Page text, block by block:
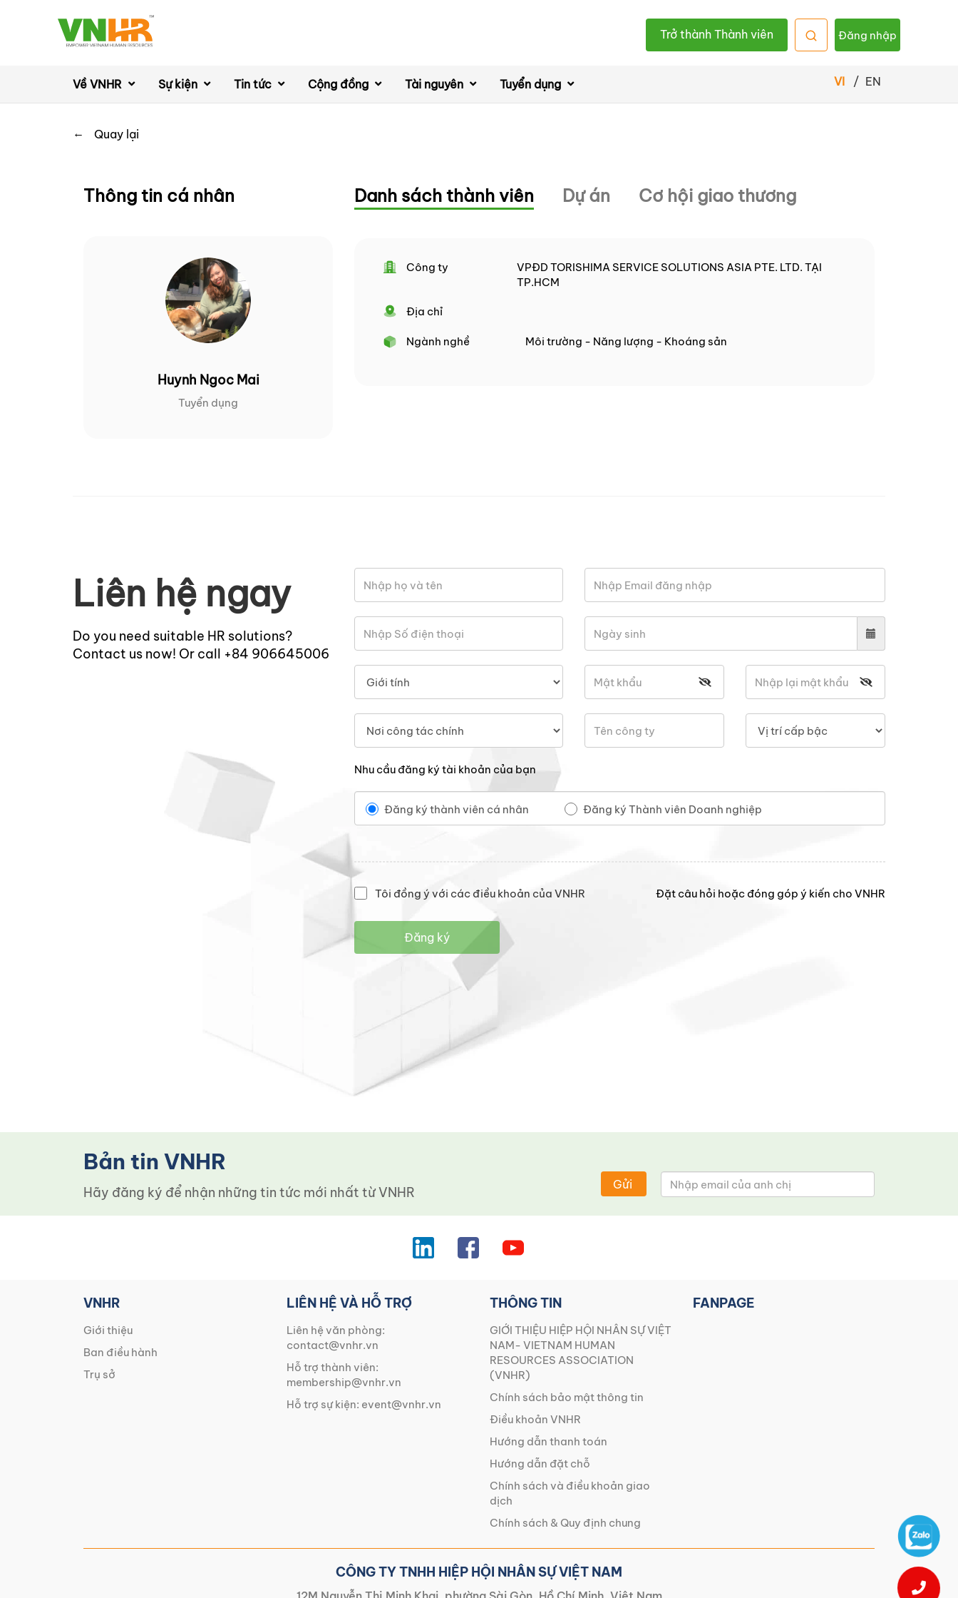
Trở thành Thành viên Đăng nhập
Về VNHR Sự kiện Tin tức Cộng đồng Tài nguyên Tuyển dụng VI / EN
← Quay lại
Thông tin cá nhân
Huynh Ngoc Mai
Tuyển dụng
Danh sách thành viên Dự án Cơ hội giao thương
Công ty
VPĐD TORISHIMA SERVICE SOLUTIONS ASIA PTE. LTD. TẠI
TP.HCM
Địa chỉ
Ngành nghề Môi trường - Năng lượng - Khoáng sản
Liên hệ ngay
Do you need suitable HR solutions?
Contact us now! Or call +84 906645006
Nhu cầu đăng ký tài khoản của bạn
Đăng ký thành viên cá nhân Đăng ký Thành viên Doanh nghiệp
Tôi đồng ý với các điều khoản của VNHR Đặt câu hỏi hoặc đóng góp ý kiến cho VNHR
Đăng ký
Bản tin VNHR
Hãy đăng ký để nhận những tin tức mới nhất từ ​​VNHR Gửi
VNHR
Giới thiệu
Ban điều hành
Trụ sở
LIÊN HỆ VÀ HỖ TRỢ
Liên hệ văn phòng:
contact@vnhr.vn
Hỗ trợ thành viên:
membership@vnhr.vn
Hỗ trợ sự kiện: event@vnhr.vn
THÔNG TIN
GIỚI THIỆU HIỆP HỘI NHÂN SỰ VIỆT
NAM- VIETNAM HUMAN
RESOURCES ASSOCIATION
(VNHR)
Chính sách bảo mật thông tin
Điều khoản VNHR
Hướng dẫn thanh toán
Hướng dẫn đặt chỗ
Chính sách và điều khoản giao
dịch
Chính sách & Quy định chung
FANPAGE
CÔNG TY TNHH HIỆP HỘI NHÂN SỰ VIỆT NAM